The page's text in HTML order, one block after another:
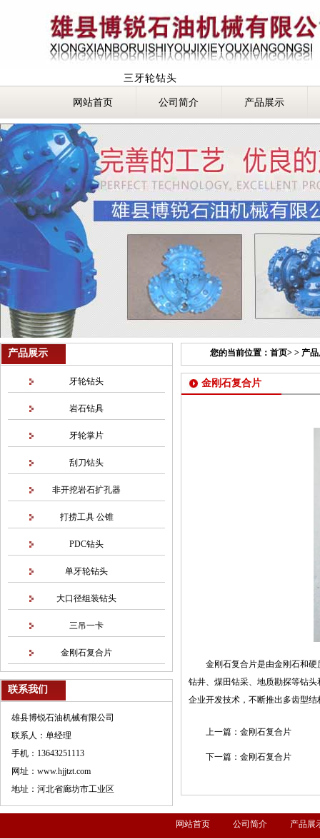
三牙轮钻头
网站首页 公司简介 产品展示
您的当前位置： 首页> > 产
金刚石复合片
金刚石复合片是由金刚石和
钻井、煤田钻采、地质勘探等钻
企业开发技术，不断推出多齿型
上一篇： 金刚石复合片
下一篇： 金刚石复合片
产品展示
牙轮钻头
岩石钻具
牙轮掌片
刮刀钻头
非开挖岩石扩孔器
打捞工具 公锥
PDC钻头
单牙轮钻头
大口径组装钻头
三吊一卡
金刚石复合片
联系我们
雄县博锐石油机械有限公司
联系人：单经理
手机：13643251113
网址：www.hjjtzt.com
地址：河北省廊坊市工业区
网站首页 公司简介 产品展